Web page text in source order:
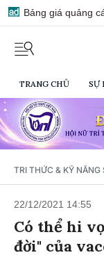
Bảng giá quảng
TRANG CHỦ SỰ
TRI THỨC & KỸ NĂNG
22/12/2021 14:55
Có thể hi
đời" của